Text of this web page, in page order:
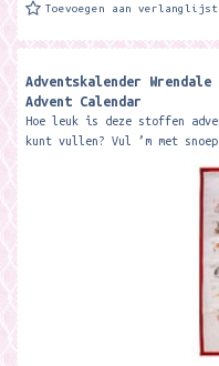
Toevoegen aan
Adventskalender
Advent Calendar ​
Hoe leuk is deze stoffen
kunt vullen? Vul ’m met